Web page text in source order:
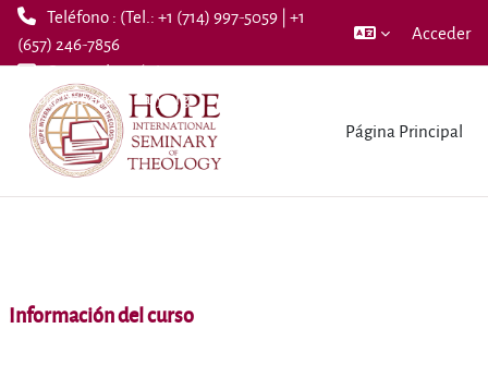
Teléfono : (Tel.: +1 (714) 997-5059 | +1
(657) 246-7856
Correo electrónico :
info@hopeseminary.org
Acceder
Página Principal
Información del curso